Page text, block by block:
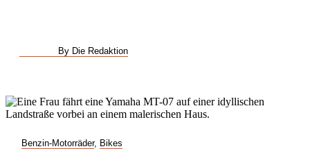
By Die Redaktion
Benzin-Motorräder, Bikes